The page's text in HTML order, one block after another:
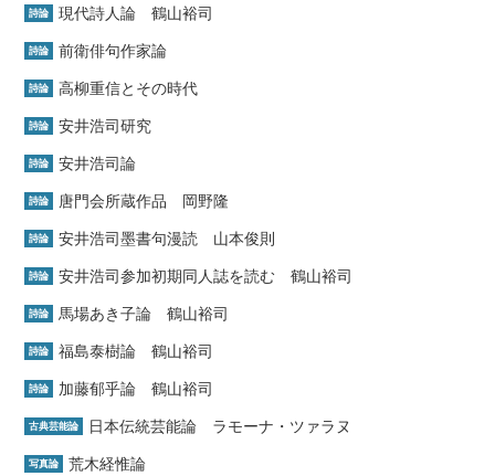
詩論 現代詩人論 鶴山裕司
詩論 前衛俳句作家論
詩論 高柳重信とその時代
詩論 安井浩司研究
詩論 安井浩司論
詩論 唐門会所蔵作品 岡野隆
詩論 安井浩司墨書句漫読 山本俊則
詩論 安井浩司参加初期同人誌を読む 鶴山裕司
詩論 馬場あき子論 鶴山裕司
詩論 福島泰樹論 鶴山裕司
詩論 加藤郁乎論 鶴山裕司
古典芸能論 日本伝統芸能論 ラモーナ・ツァラヌ
写真論 荒木経惟論